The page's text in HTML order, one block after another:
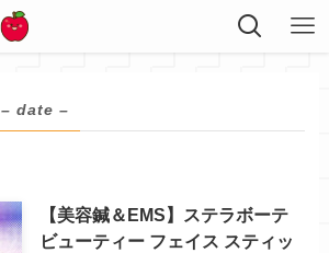
– date –
【美容鍼＆EMS】ステラボーテ
ビューティー フェイス スティッ